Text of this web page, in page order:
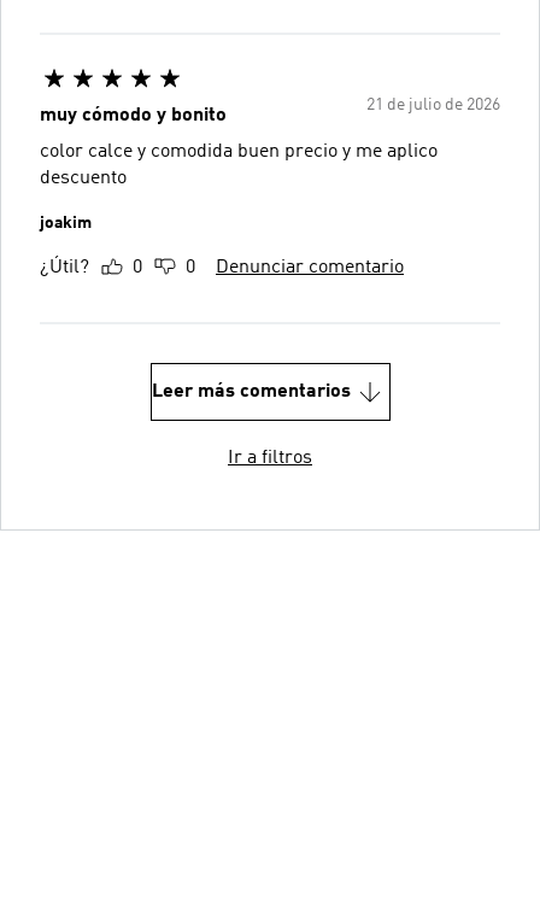
21 de julio de 2026
muy cómodo y bonito
color calce y comodida buen precio y me aplico
descuento
joakim
¿Útil? 0 0 Denunciar comentario
Leer más comentarios
Ir a filtros